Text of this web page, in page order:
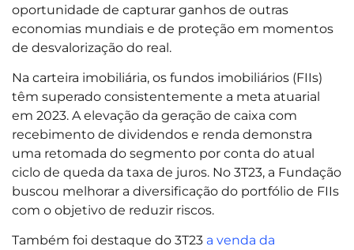
oportunidade de capturar ganhos de outras
economias mundiais e de proteção em momentos
de desvalorização do real.
Na carteira imobiliária, os fundos imobiliários (FIIs)
têm superado consistentemente a meta atuarial
em 2023. A elevação da geração de caixa com
recebimento de dividendos e renda demonstra
uma retomada do segmento por conta do atual
ciclo de queda da taxa de juros. No 3T23, a Fundação
buscou melhorar a diversificação do portfólio de FIIs
com o objetivo de reduzir riscos.
Também foi destaque do 3T23 a venda da